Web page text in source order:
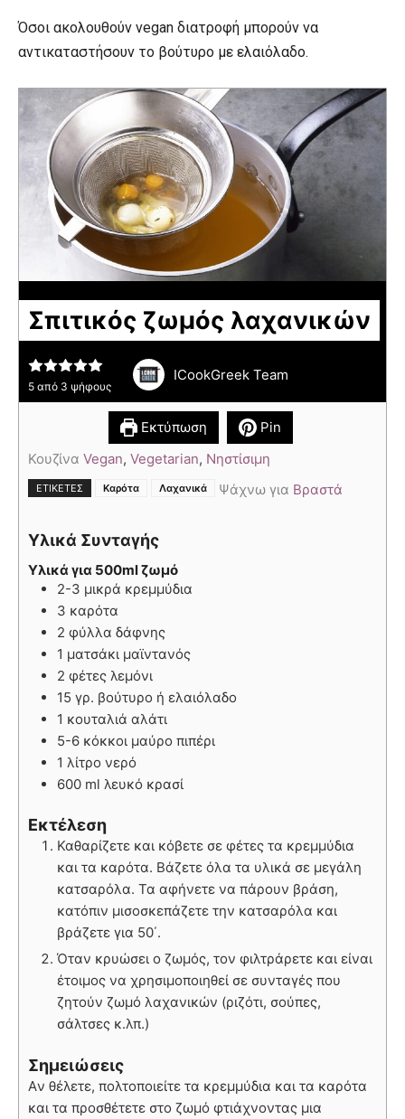
Όσοι ακολουθούν vegan διατροφή μπορούν να
αντικαταστήσουν το βούτυρο με ελαιόλαδο.
Σπιτικός ζωμός λαχανικών
5 από 3 ψήφους
ICookGreek Team
Εκτύπωση
Pin
Κουζίνα Vegan, Vegetarian, Νηστίσιμη
ΕΤΙΚΈΤΕΣ Καρότα Λαχανικά Ψάχνω για Βραστά
Υλικά Συνταγής
Υλικά για 500ml ζωμό
2-3 μικρά κρεμμύδια
3 καρότα
2 φύλλα δάφνης
1 ματσάκι μαϊντανός
2 φέτες λεμόνι
15 γρ. βούτυρο ή ελαιόλαδο
1 κουταλιά αλάτι
5-6 κόκκοι μαύρο πιπέρι
1 λίτρο νερό
600 ml λευκό κρασί
Εκτέλεση
Καθαρίζετε και κόβετε σε φέτες τα κρεμμύδια
και τα καρότα. Βάζετε όλα τα υλικά σε μεγάλη
κατσαρόλα. Τα αφήνετε να πάρουν βράση,
κατόπιν μισοσκεπάζετε την κατσαρόλα και
βράζετε για 50΄.
Όταν κρυώσει ο ζωμός, τον φιλτράρετε και είναι
έτοιμος να χρησιμοποιηθεί σε συνταγές που
ζητούν ζωμό λαχανικών (ριζότι, σούπες,
σάλτσες κ.λπ.)
Σημειώσεις
Aν θέλετε, πολτοποιείτε τα κρεμμύδια και τα καρότα
και τα προσθέτετε στο ζωμό φτιάχνοντας μια